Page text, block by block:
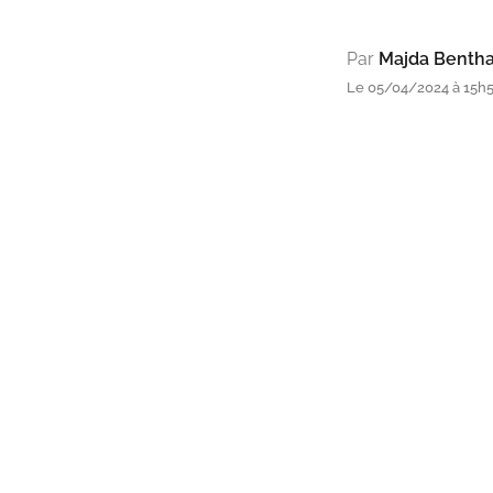
Par Majda
Le 05/04/2024 à